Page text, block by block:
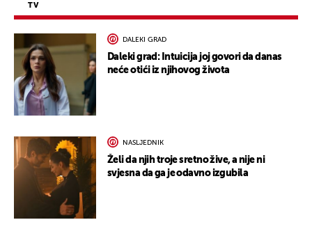
TV
DALEKI GRAD
Daleki grad: Intuicija joj govori da danas
neće otići iz njihovog života
NASLJEDNIK
Želi da njih troje sretno žive, a nije ni
svjesna da ga je odavno izgubila